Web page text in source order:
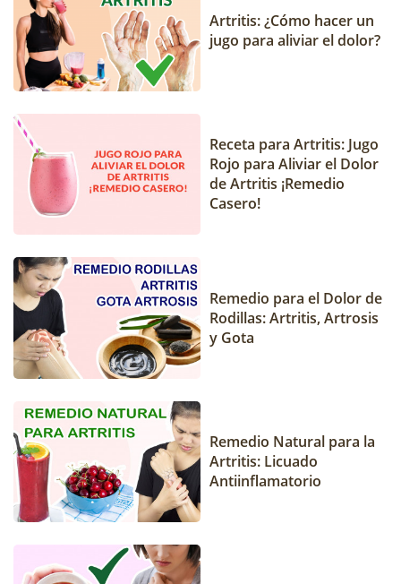
Artritis: ¿Cómo hacer un
jugo para aliviar el dolor?
Receta para Artritis: Jugo
Rojo para Aliviar el Dolor
de Artritis ¡Remedio
Casero!
Remedio para el Dolor de
Rodillas: Artritis, Artrosis
y Gota
Remedio Natural para la
Artritis: Licuado
Antiinflamatorio